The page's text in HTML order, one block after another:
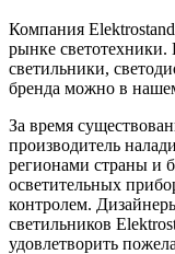
Компания
рынке
светильники,
бренда можно в
За время
производитель
регионами страны и
осветительных
контролем.
светильников
удовлетворить